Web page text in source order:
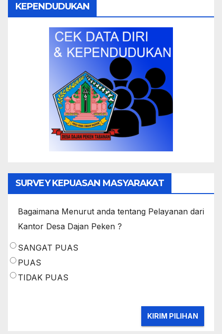
KEPENDUDUKAN
SURVEY KEPUASAN MASYARAKAT
Bagaimana Menurut anda tentang Pelayanan dari
Kantor Desa Dajan Peken ?
SANGAT PUAS
PUAS
TIDAK PUAS